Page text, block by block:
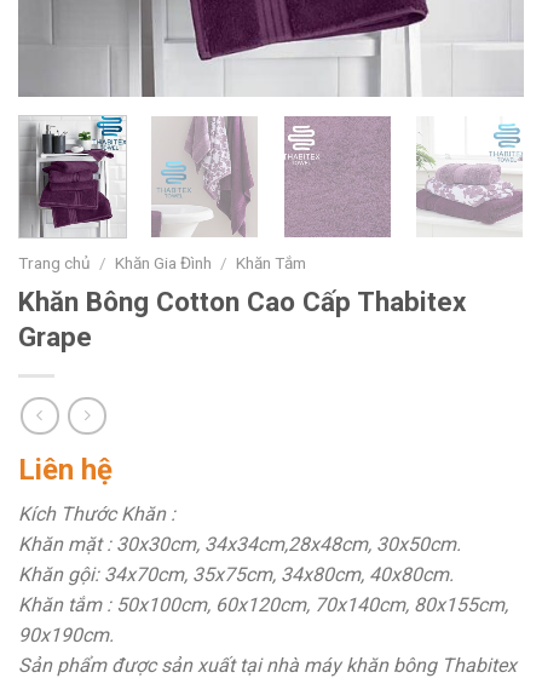
Trang chủ / Khăn Gia Đình / Khăn Tắm
Khăn Bông Cotton Cao Cấp Thabitex
Grape
Liên hệ
Kích Thước Khăn :
Khăn mặt : 30x30cm, 34x34cm,28x48cm, 30x50cm.
Khăn gội: 34x70cm, 35x75cm, 34x80cm, 40x80cm.
Khăn tắm : 50x100cm, 60x120cm, 70x140cm, 80x155cm,
90x190cm.
Sản phẩm được sản xuất tại nhà máy khăn bông Thabitex